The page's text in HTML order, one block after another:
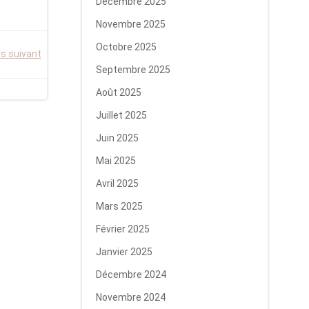
suivant
Novembre 2025
Octobre 2025
Septembre 2025
Août 2025
Juillet 2025
Juin 2025
Mai 2025
Avril 2025
Mars 2025
Février 2025
Janvier 2025
Décembre 2024
Novembre 2024